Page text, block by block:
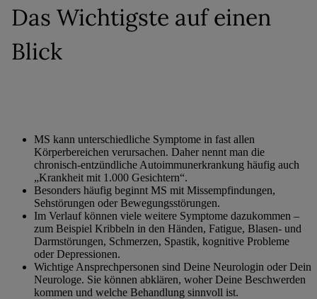
Das Wichtigste auf einen
Blick
MS kann unterschiedliche Symptome in fast allen
Körperbereichen verursachen. Daher nennt man die
chronisch-entzündliche Autoimmunerkrankung häufig auch
„Krankheit mit 1.000 Gesichtern“.
Besonders häufig beginnt MS mit Missempfindungen,
Sehstörungen oder Bewegungsstörungen.
Im Verlauf können viele weitere Symptome dazukommen –
zum Beispiel Kribbeln in den Händen, Fatigue, Blasen- und
Darmstörungen, Schmerzen, Spastik, kognitive Probleme
oder Depressionen.
Wichtige Ansprechpersonen sind Deine Neurologin oder Dein
Neurologe. Sie können abklären, woher Deine Beschwerden
kommen und welche Behandlung sinnvoll ist.